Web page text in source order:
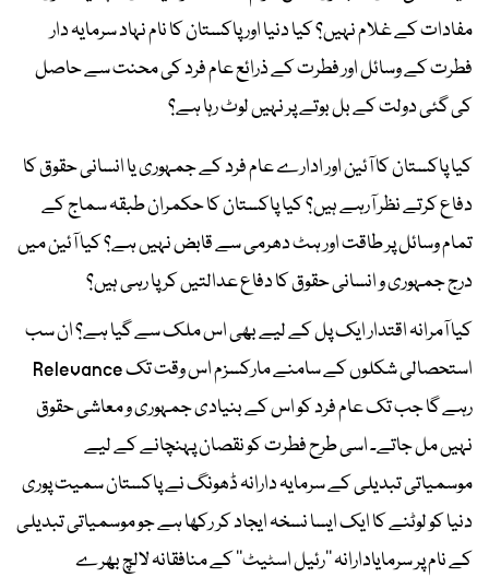
مفادات کے غلام نہیں؟ کیا دنیا اور پاکستان کا نام نہاد سرمایہ دار
فطرت کے وسائل اور فطرت کے ذرائع عام فرد کی محنت سے حاصل
کی گئی دولت کے بل بوتے پر نہیں لوٹ رہا ہے؟
کیا پاکستان کا آئین اور ادارے عام فرد کے جمہوری یا انسانی حقوق کا
دفاع کرتے نظر آرہے ہیں؟ کیا پاکستان کا حکمران طبقہ سماج کے
تمام وسائل پر طاقت اور ہٹ دھرمی سے قابض نہیں ہے؟ کیا آئین میں
درج جمہوری و انسانی حقوق کا دفاع عدالتیں کر پا رہی ہیں؟
کیا آمرانہ اقتدار ایک پل کے لیے بھی اس ملک سے گیا ہے؟ ان سب
استحصالی شکلوں کے سامنے مارکسزم اس وقت تک Relevance
رہے گا جب تک عام فرد کو اس کے بنیادی جمہوری و معاشی حقوق
نہیں مل جاتے۔ اسی طرح فطرت کو نقصان پہنچانے کے لیے
موسمیاتی تبدیلی کے سرمایہ دارانہ ڈھونگ نے پاکستان سمیت پوری
دنیا کو لوٹنے کا ایک ایسا نسخہ ایجاد کر رکھا ہے جو موسمیاتی تبدیلی
کے نام پر سرمایادارانہ ’’رئیل اسٹیٹ‘‘ کے منافقانہ لالچ بھرے